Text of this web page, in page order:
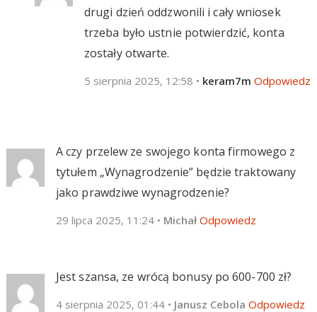
drugi dzień oddzwonili i cały wniosek
trzeba było ustnie potwierdzić, konta
zostały otwarte.
5 sierpnia 2025, 12:58 • keram7m Odpowiedz
A czy przelew ze swojego konta firmowego z
tytułem „Wynagrodzenie” będzie traktowany
jako prawdziwe wynagrodzenie?
29 lipca 2025, 11:24 • Michał Odpowiedz
Jest szansa, ze wrócą bonusy po 600-700 zł?
4 sierpnia 2025, 01:44 • Janusz Cebola Odpowiedz